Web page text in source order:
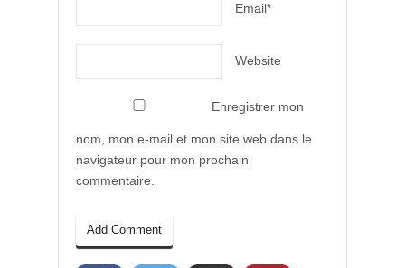
Email*
Website
Enregistrer mon
nom, mon e-mail et mon site web dans le
navigateur pour mon prochain
commentaire.